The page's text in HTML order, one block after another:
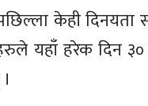
केही
यहाँ हरेक दिन